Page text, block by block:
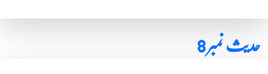
حدیث نمبر 8